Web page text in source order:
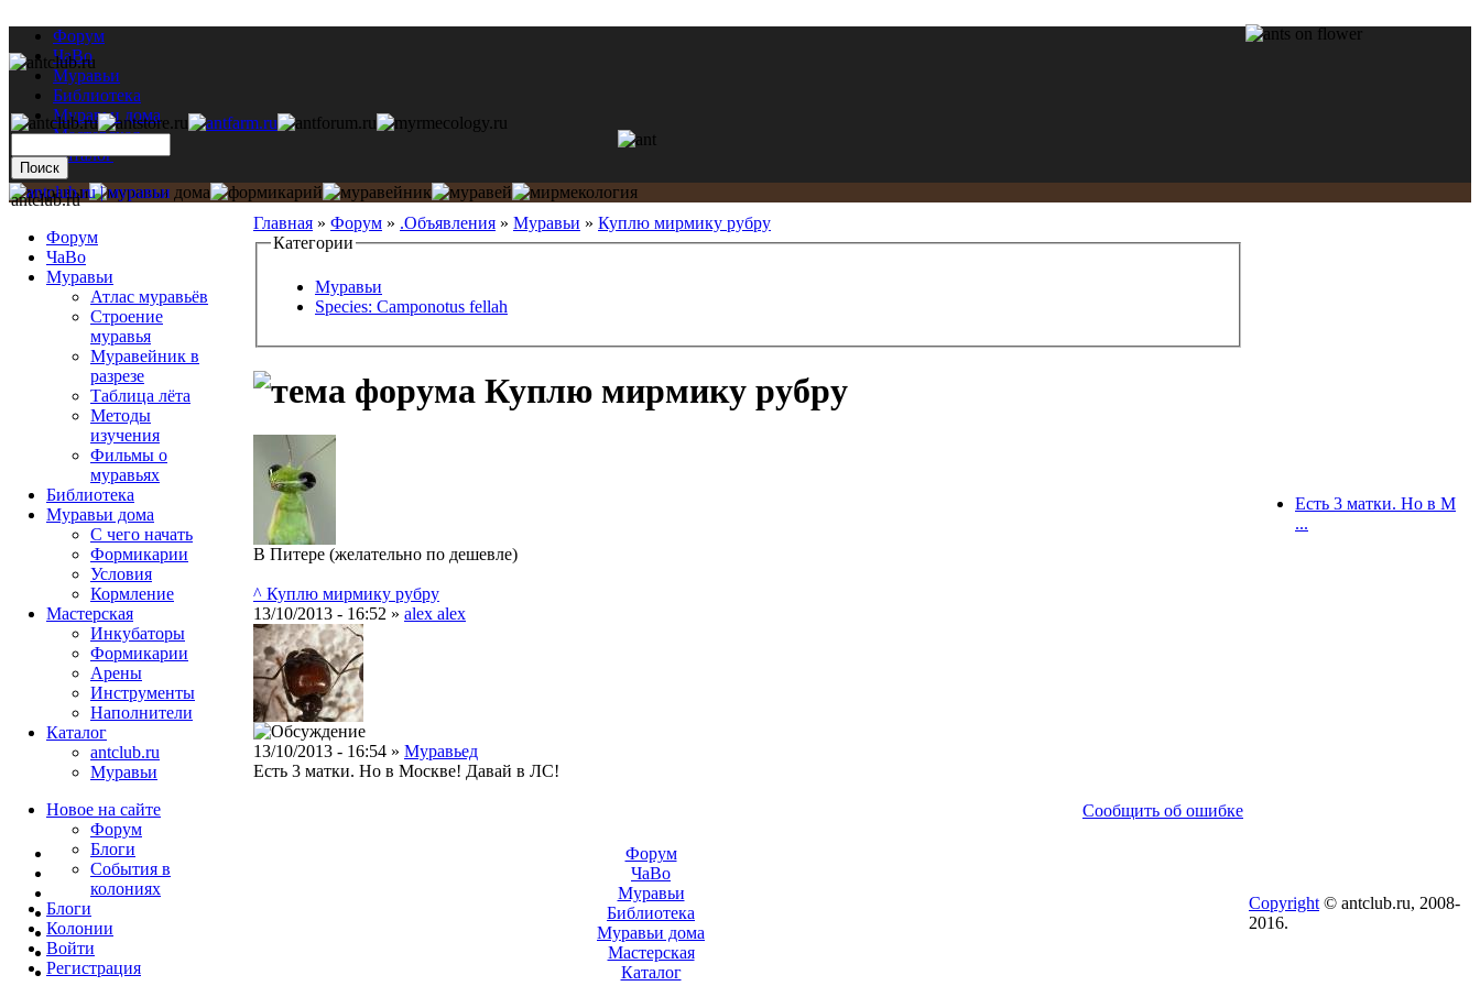
Форум
ЧаВо
Муравьи
Библиотека
Муравьи дома
Мастерская
Каталог
Главная » Форум » .Объявления » Муравьи » Куплю мирмику рубру
Категории
Муравьи
Species: Camponotus fellah
Куплю мирмику рубру
В Питере (желательно по дешевле)
^ Куплю мирмику рубру
13/10/2013 - 16:52 » alex alex
13/10/2013 - 16:54 » Муравьед
Есть 3 матки. Но в Москве! Давай в ЛС!
Сообщить об ошибке
antclub.ru
Форум
ЧаВо
Муравьи
Атлас муравьёв
Строение
муравья
Муравейник в
разрезе
Таблица лёта
Методы
изучения
Фильмы о
муравьях
Библиотека
Муравьи дома
С чего начать
Формикарии
Условия
Кормление
Мастерская
Инкубаторы
Формикарии
Арены
Инструменты
Наполнители
Каталог
antclub.ru
Муравьи
Новое на сайте
Форум
Блоги
События в
колониях
Блоги
Колонии
Войти
Peгиcтpaция
Есть 3 матки. Но в М
...
Форум
ЧаВо
Муравьи
Библиотека
Муравьи дома
Мастерская
Каталог
Copyright © antclub.ru, 2008-
2016.